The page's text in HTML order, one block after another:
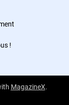
!
MagazineX.